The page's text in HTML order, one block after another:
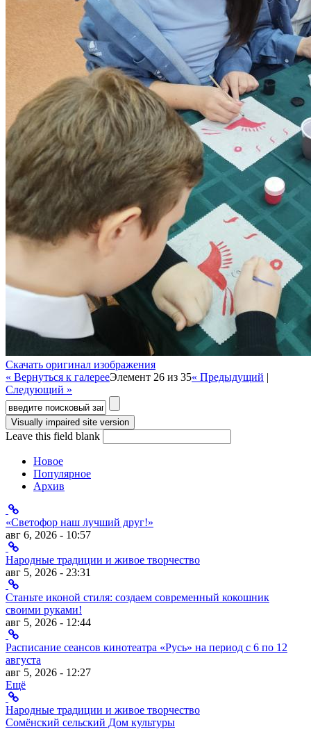
Скачать оригинал изображения
« Вернуться к галерееЭлемент 26 из 35« Предыдущий |
Следующий »
Форма поиска
Leave this field blank
Новое
Популярное
Архив
«Светофор наш лучший друг!»
авг 6, 2026 - 10:57
Народные традиции и живое творчество
авг 5, 2026 - 23:31
Станьте иконой стиля: создаем современный кокошник
своими руками!
авг 5, 2026 - 12:44
Расписание сеансов кинотеатра «Русь» на период с 6 по 12
августа
авг 5, 2026 - 12:27
Ещё
Народные традиции и живое творчество
Сомёнский сельский Дом культуры